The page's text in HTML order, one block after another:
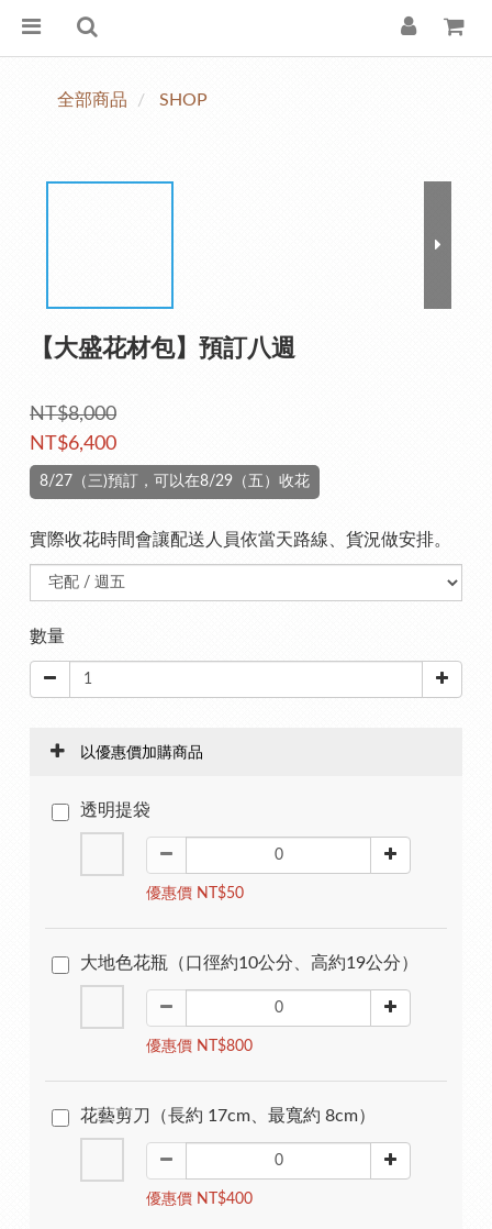
全部商品 SHOP
【大盛花材包】預訂八週
NT$8,000
NT$6,400
8/27（三)預訂，可以在8/29（五）收花
實際收花時間會讓配送人員依當天路線、貨況做安排。
數量
以優惠價加購商品
透明提袋
優惠價 NT$50
大地色花瓶（口徑約10公分、高約19公分）
優惠價 NT$800
花藝剪刀（長約 17cm、最寬約 8cm）
優惠價 NT$400